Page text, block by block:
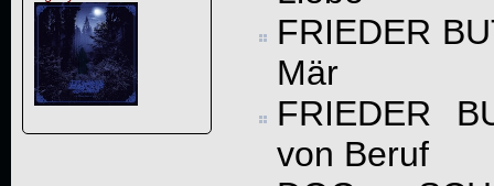
FRIEDER
Mär
FRIEDER
von Beruf